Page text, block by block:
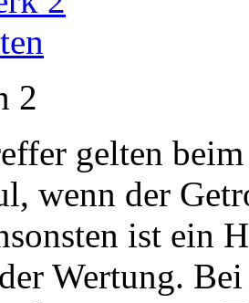
2
gelten
wenn der
ist ein
Wertung.